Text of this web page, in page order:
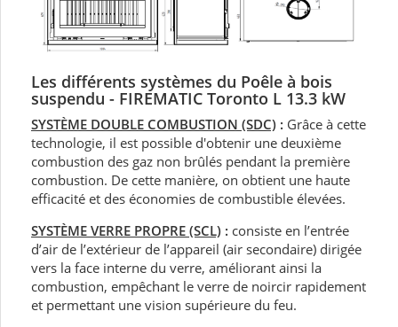
Les différents systèmes du Poêle à bois
suspendu - FIREMATIC Toronto L 13.3 kW
SYSTÈME DOUBLE COMBUSTION (SDC) : Grâce à cette
technologie, il est possible d'obtenir une deuxième
combustion des gaz non brûlés pendant la première
combustion. De cette manière, on obtient une haute
efficacité et des économies de combustible élevées.
SYSTÈME VERRE PROPRE (SCL) : consiste en l’entrée
d’air de l’extérieur de l’appareil (air secondaire) dirigée
vers la face interne du verre, améliorant ainsi la
combustion, empêchant le verre de noircir rapidement
et permettant une vision supérieure du feu.